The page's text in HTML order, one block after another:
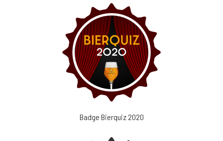
Badge Bierquiz 2020